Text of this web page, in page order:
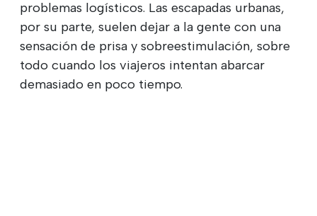
problemas logísticos. Las escapadas urbanas,
por su parte, suelen dejar a la gente con una
sensación de prisa y sobreestimulación, sobre
todo cuando los viajeros intentan abarcar
demasiado en poco tiempo.